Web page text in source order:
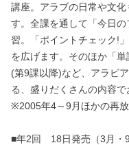
講座。アラブの日常や文
す。全課を通して「今日
習。「ポイントチェック!
を広げます。そのほか「単
(第9課以降)など、アラビ
る、盛りだくさんの内容で
※2005年4～9月ほかの再
■年2回 18日発売（3月・9